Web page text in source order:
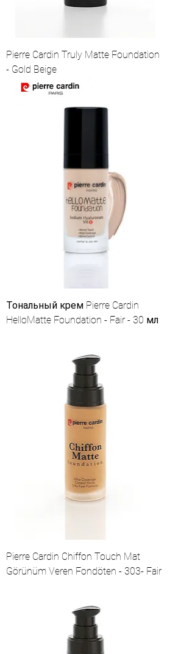
Pierre Cardin Truly Matte Foundation
- Gold Beige
Тональный крем Pierre Cardin
HelloMatte Foundation - Fair - 30 мл
Pierre Cardin Chiffon Touch Mat
Görünüm Veren Fondöten - 303- Fair